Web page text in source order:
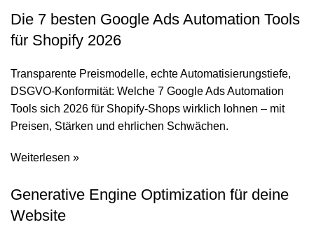
Die 7 besten Google Ads Automation Tools
für Shopify 2026
Transparente Preismodelle, echte Automatisierungstiefe,
DSGVO-Konformität: Welche 7 Google Ads Automation
Tools sich 2026 für Shopify-Shops wirklich lohnen – mit
Preisen, Stärken und ehrlichen Schwächen.
Weiterlesen »
Generative Engine Optimization für deine
Website